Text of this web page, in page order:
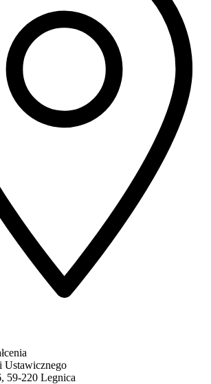
Ustawicznego
59-220 Legnica